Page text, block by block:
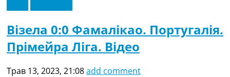
Візела 0:0 Фамалікао. Португалія.
Прімейра Ліга. Відео
Трав 13, 2023, 21:08add comment